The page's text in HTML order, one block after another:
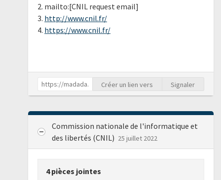
2. mailto:[CNIL request email]
3. http://www.cnil.fr/
4. https://www.cnil.fr/
Créer un lien vers Signaler
Commission nationale de l'informatique et
des libertés (CNIL) 25 juillet 2022
4 pièces jointes